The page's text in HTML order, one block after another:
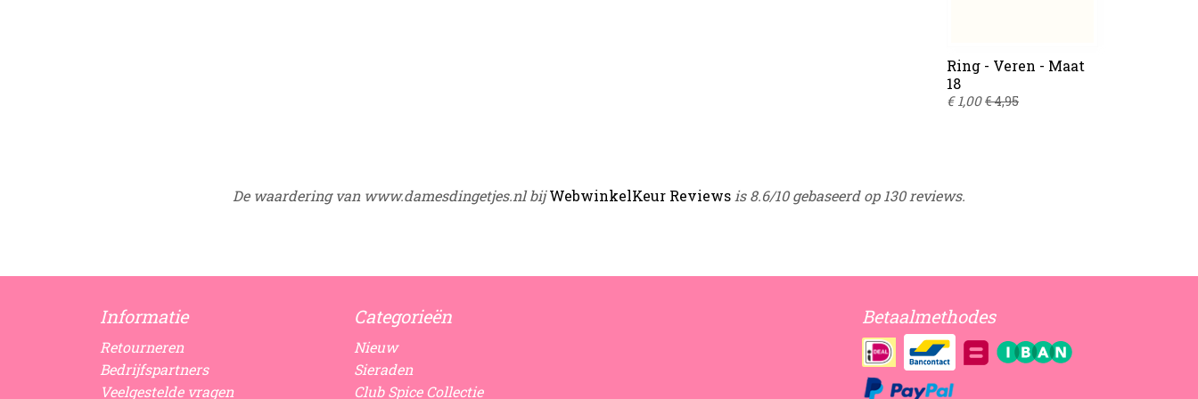
Ring - Veren - Maat
18
€ 1,00 € 4,95
De waardering van www.damesdingetjes.nl bijWebwinkelKeur Reviews is 8.6/10 gebaseerd op 130 reviews.
Informatie
Retourneren
Bedrijfspartners
Veelgestelde vragen
Categorieën
Nieuw
Sieraden
Club Spice Collectie
Betaalmethodes